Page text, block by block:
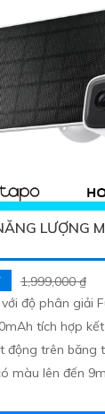
LƯỢNG
1,999,000 ₫
độ phân giải
tích hợp
động trên băng
màu lên đến